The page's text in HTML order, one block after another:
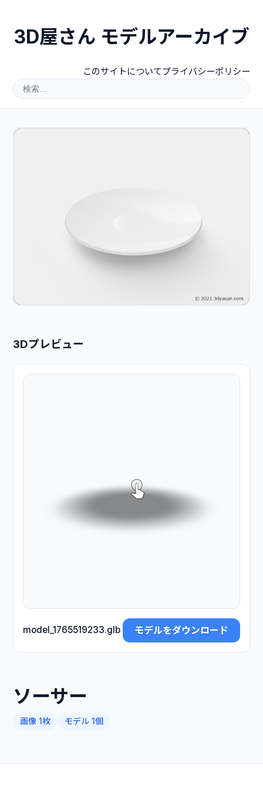
3D屋さん モデルアーカイブ
このサイトについてプライバシーポリシー
3Dプレビュー
model_1765519233.glb モデルをダウンロード
ソーサー
画像 1枚 モデル 1個